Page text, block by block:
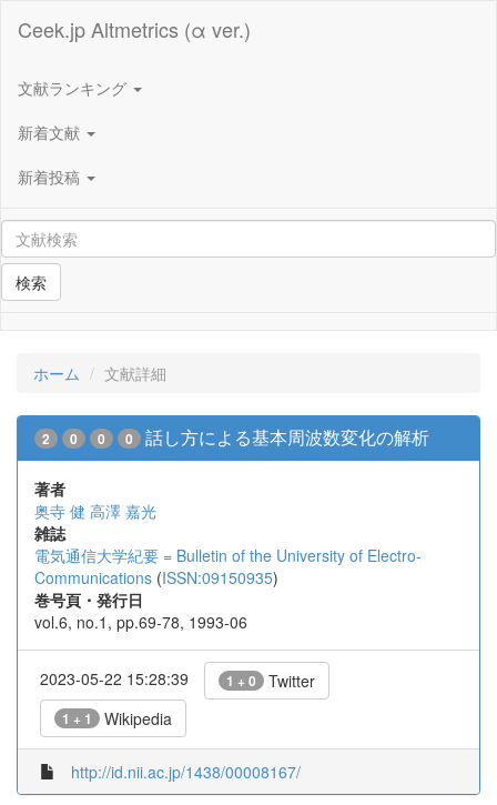
Ceek.jp Altmetrics (α ver.)
文献ランキング
新着文献
新着投稿
検索
ホーム 文献詳細
2 0 0 0 話し方による基本周波数変化の解析
著者
奥寺 健 高澤 嘉光
雑誌
電気通信大学紀要 = Bulletin of the University of Electro-
Communications (ISSN:09150935)
巻号頁・発行日
vol.6, no.1, pp.69-78, 1993-06
2023-05-22 15:28:39 1 + 0 Twitter
1 + 1 Wikipedia
http://id.nii.ac.jp/1438/00008167/